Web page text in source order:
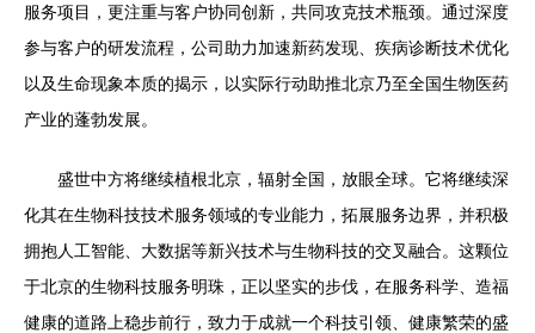
服务项目，更注重与客户协同创新，共同攻克技术瓶颈。通过深度
参与客户的研发流程，公司助力加速新药发现、疾病诊断技术优化
以及生命现象本质的揭示，以实际行动助推北京乃至全国生物医药
产业的蓬勃发展。
盛世中方将继续植根北京，辐射全国，放眼全球。它将继续深
化其在生物科技技术服务领域的专业能力，拓展服务边界，并积极
拥抱人工智能、大数据等新兴技术与生物科技的交叉融合。这颗位
于北京的生物科技服务明珠，正以坚实的步伐，在服务科学、造福
健康的道路上稳步前行，致力于成就一个科技引领、健康繁荣的盛